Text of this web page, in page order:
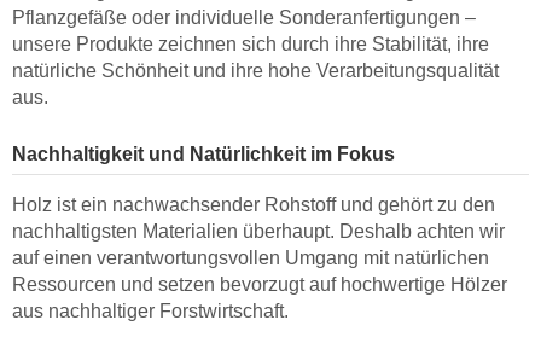
Pflanzgefäße oder individuelle Sonderanfertigungen –
unsere Produkte zeichnen sich durch ihre Stabilität, ihre
natürliche Schönheit und ihre hohe Verarbeitungsqualität
aus.
Nachhaltigkeit und Natürlichkeit im Fokus
Holz ist ein nachwachsender Rohstoff und gehört zu den
nachhaltigsten Materialien überhaupt. Deshalb achten wir
auf einen verantwortungsvollen Umgang mit natürlichen
Ressourcen und setzen bevorzugt auf hochwertige Hölzer
aus nachhaltiger Forstwirtschaft.